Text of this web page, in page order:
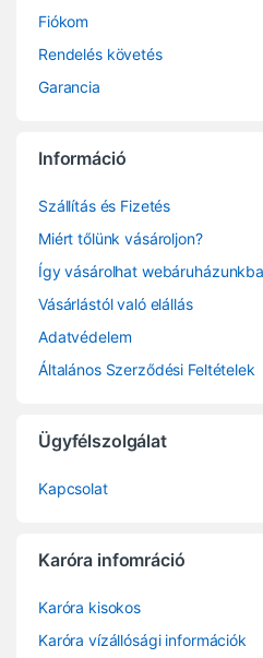
Fiókom
Rendelés követés
Garancia
Információ
Szállítás és Fizetés
Miért tőlünk vásároljon?
Így vásárolhat
Vásárlástól való elállás
Adatvédelem
Általános Szerződési Feltételek
Ügyfélszolgálat
Kapcsolat
Karóra infomráció
Karóra kisokos
Karóra vízállósági információk